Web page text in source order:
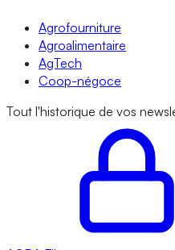
Agrofourniture
Agroalimentaire
AgTech
Coop-négoce
Tout l'historique de vos